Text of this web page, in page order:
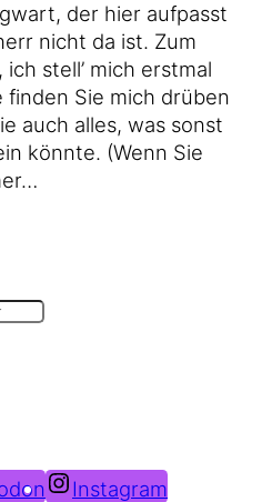
der hier auf­passt
nicht da ist. Zum
stell’ mich erst­mal
Sie mich drü­ben
auch alles, was sonst
könn­te. (Wenn Sie
Instagram